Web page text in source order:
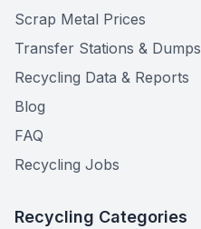
Scrap Metal Prices
Transfer Stations & Dumps
Recycling Data & Reports
Blog
FAQ
Recycling Jobs
Recycling Categories